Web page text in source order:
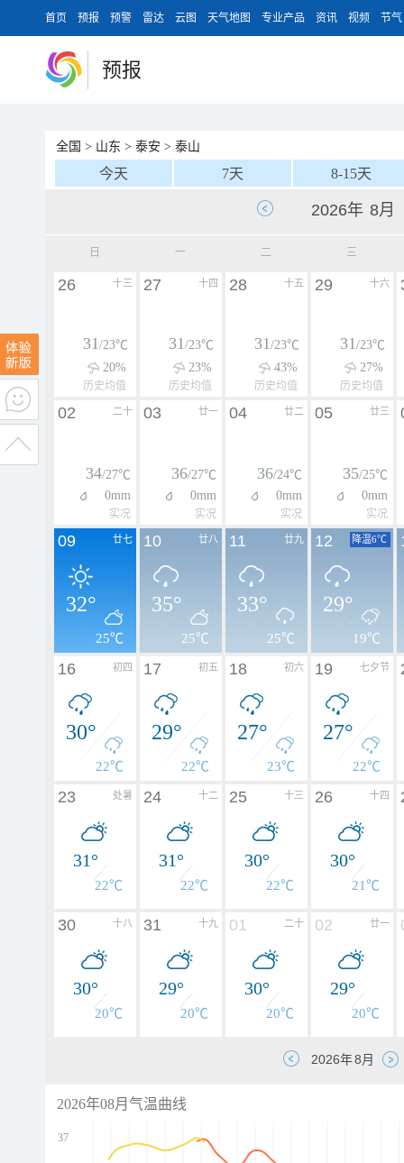
首页 预报 预警 雷达 云图 天气地图 专业产品 资讯 视频 节气
预报
全国 > 山东 > 泰安 > 泰山
今天 7天 8-15天
日 一 二 三
十三
26
31/23℃
20%
历史均值
十四
27
31/23℃
23%
历史均值
十五
28
31/23℃
43%
历史均值
十六
29
31/23℃
27%
历史均值
二十
02
34/27℃
0mm
实况
廿一
03
36/27℃
0mm
实况
廿二
04
36/24℃
0mm
实况
廿三
05
35/25℃
0mm
实况
廿七
09
32°
25℃
廿八
10
35°
25℃
廿九
11
33°
25℃
降温6℃
12
29°
19℃
初四
16
30°
22℃
初五
17
29°
22℃
初六
18
27°
23℃
七夕节
19
27°
22℃
处暑
23
31°
22℃
十二
24
31°
22℃
十三
25
30°
22℃
十四
26
30°
21℃
十八
30
30°
20℃
十九
31
29°
20℃
二十
01
30°
20℃
廿一
02
29°
20℃
2026年08月气温曲线
37